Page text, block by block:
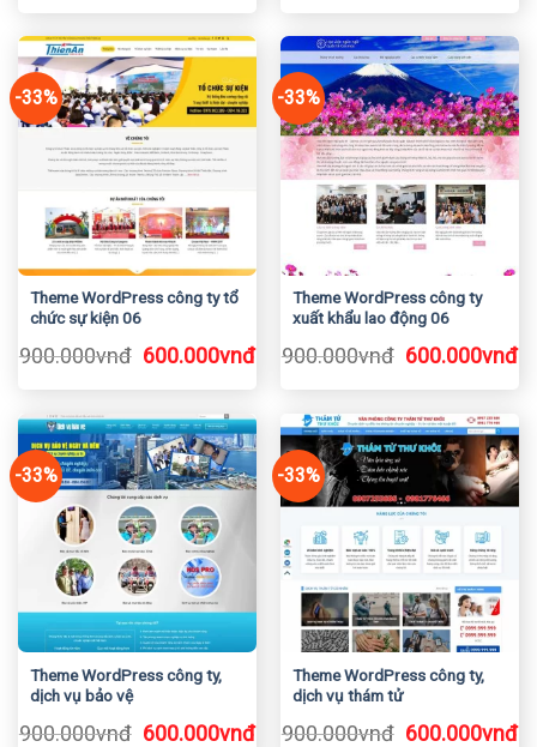
là:
800.000vnđ.là:
600.000vnđ.
là:
900.000vnđ.là:
-33%
Theme WordPress công ty tổ
chức sự kiện 06
900.000vnđ Giá
là:
900.000vnđ.
600.000vnđGiá
là:
600.000vnđ.
-33%
Theme WordPress công ty
xuất khẩu lao động 06
900.000vnđ Giá
là:
900.000vnđ.
600.000vnđ
-33%
Theme WordPress công ty,
dịch vụ bảo vệ
900.000vnđ Giá
600.000vnđGiá
-33%
Theme WordPress công ty,
dịch vụ thám tử
900.000vnđ Giá
600.000vnđ